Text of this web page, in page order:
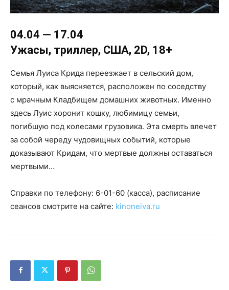
04.04 — 17.04
Ужасы, триллер, США, 2D, 18+
Семья Луиса Крида переезжает в сельский дом,
который, как выясняется, расположен по соседству
с мрачным Кладбищем домашних животных. Именно
здесь Луис хоронит кошку, любимицу семьи,
погибшую под колесами грузовика. Эта смерть влечет
за собой череду чудовищных событий, которые
доказывают Кридам, что мертвые должны оставаться
мертвыми…
Справки по телефону: 6-01-60 (касса), расписание
сеансов смотрите на сайте: kinoneiva.ru